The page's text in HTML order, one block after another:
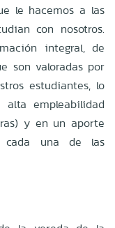
le hacemos a las
con nosotros.
integral, de
son valoradas por
estudiantes, lo
empleabilidad
y en un aporte
cada una de las